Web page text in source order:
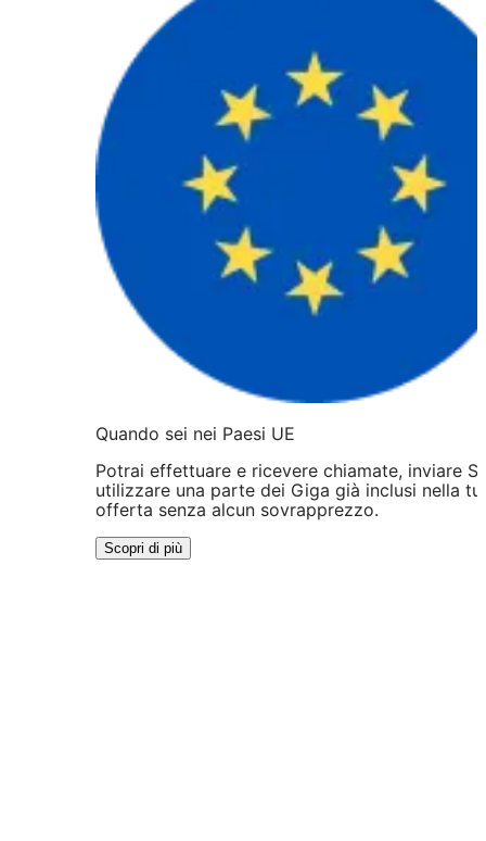
Quando sei nei Paesi UE
Potrai effettuare e ricevere chiamate, inviare
utilizzare una parte dei Giga già inclusi nella
offerta senza alcun sovrapprezzo.
Scopri di più